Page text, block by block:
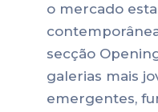
o mercado
secção
galerias mais
emergentes,